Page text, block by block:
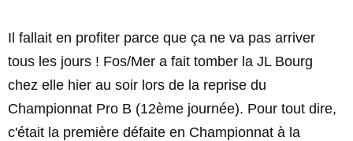
Il fallait en profiter parce que ça ne va pas arriver
tous les jours ! Fos/Mer a fait tomber la JL Bourg
chez elle hier au soir lors de la reprise du
Championnat Pro B (12ème journée). Pour tout dire,
c'était la première défaite en Championnat à la